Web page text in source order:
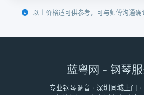
以上价格适可供参考，可与师傅沟通确
蓝粤网 - 钢琴
专业钢琴调音 · 深圳同城上门